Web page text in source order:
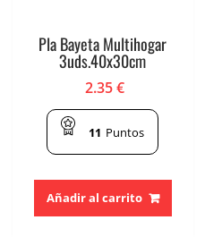
Pla Bayeta Multihogar
3uds.40x30cm
2.35€
11 Puntos
Añadir al carrito